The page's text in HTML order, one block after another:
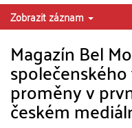
Zobrazit záznam
Magazín Bel
proměny v
českém